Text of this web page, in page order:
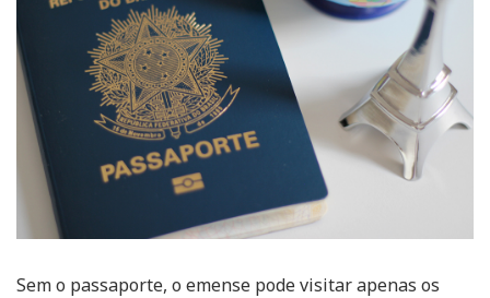
Sem o passaporte, o emense pode visitar apenas os